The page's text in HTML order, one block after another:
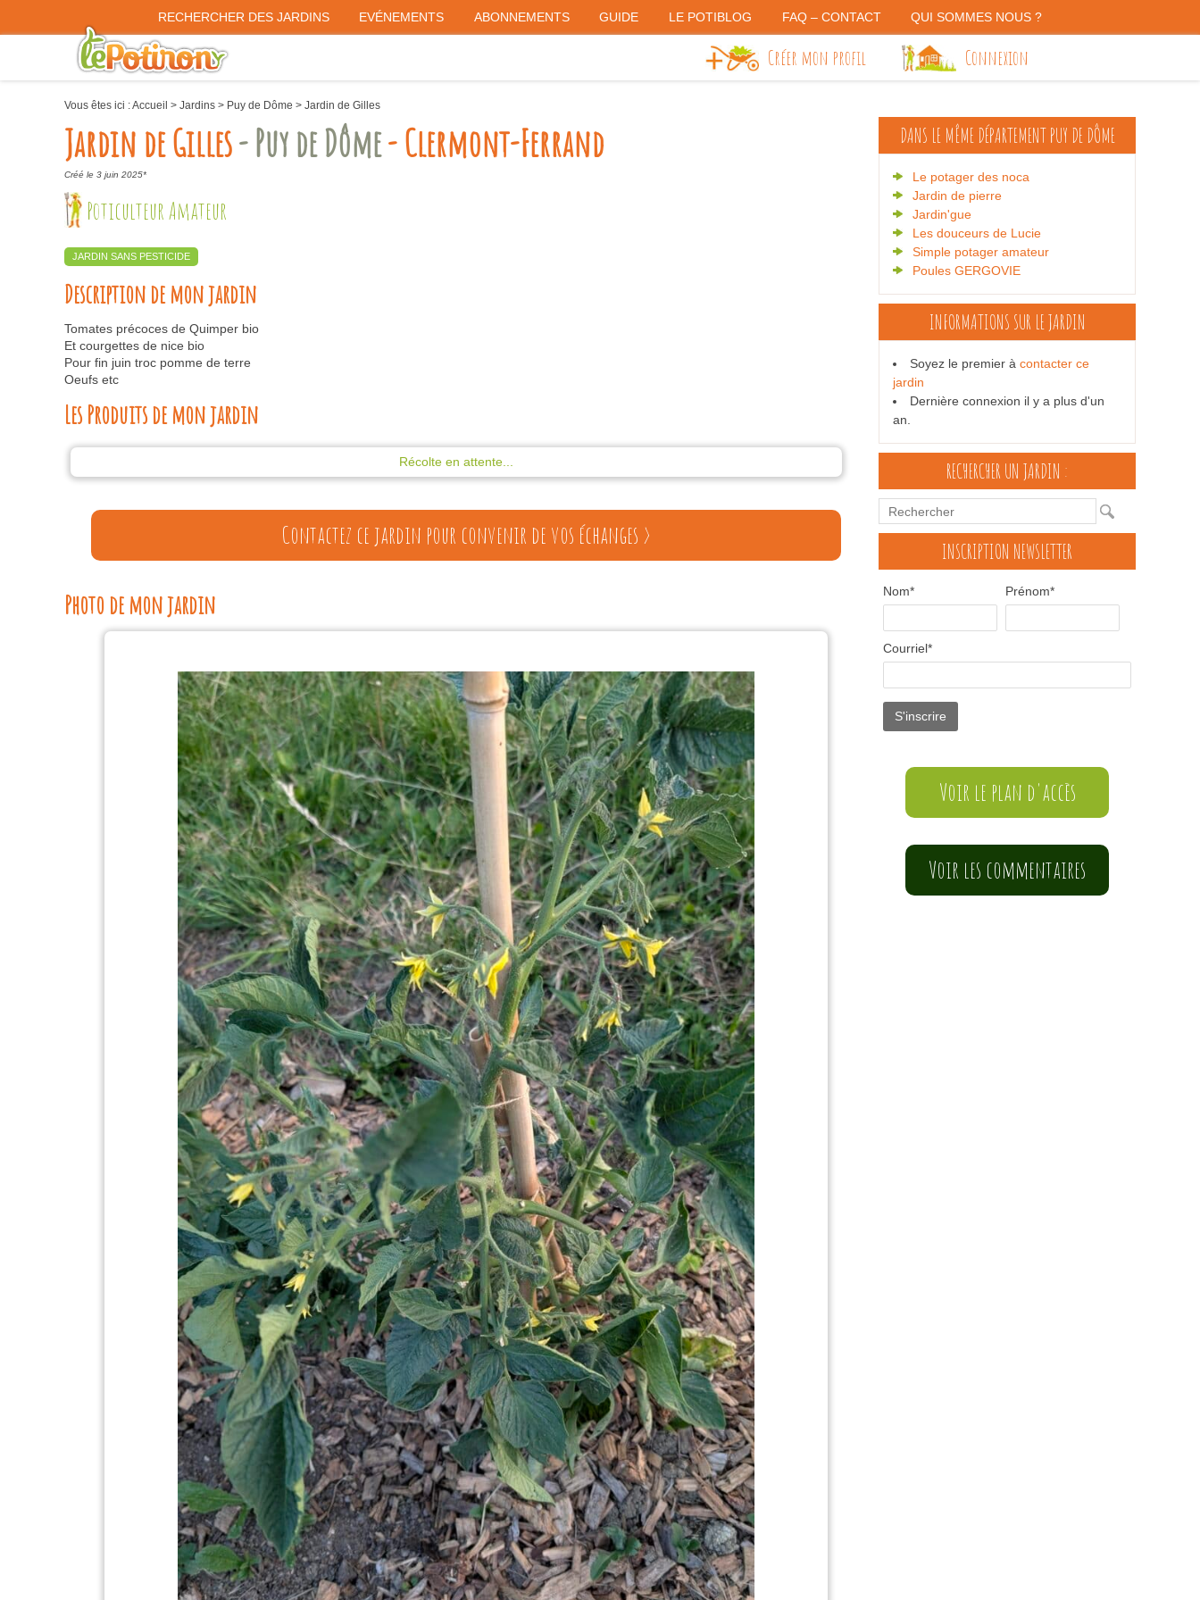
RECHERCHER DES JARDINS EVÉNEMENTS ABONNEMENTS GUIDE LE POTIBLOG FAQ – CONTACT QUI SOMMES NOUS ?
Créer mon profil Connexion
Vous êtes ici :Accueil > Jardins > Puy de Dôme > Jardin de Gilles
Jardin de Gilles- Puy de Dôme- Clermont-Ferrand
Créé le 3 juin 2025*
Poticulteur Amateur
JARDIN SANS PESTICIDE
Description de mon jardin
Tomates précoces de Quimper bio
Et courgettes de nice bio
Pour fin juin troc pomme de terre
Oeufs etc
Les Produits de mon jardin
Récolte en attente...
Contactez ce jardin pour convenir de vos échanges >
Photo de mon jardin
DANS LE MÊME DÉPARTEMENTPUY DE DÔME
Le potager des noca
Jardin de pierre
Jardin'gue
Les douceurs de Lucie
Simple potager amateur
Poules GERGOVIE
INFORMATIONS SUR LE JARDIN
Soyez le premier à contacter ce
jardin
Dernière connexion il y a plus d'un
an.
RECHERCHER UN JARDIN :
INSCRIPTION NEWSLETTER
Nom* Prénom*
Courriel*
Voir le plan d'accès
Voir les commentaires